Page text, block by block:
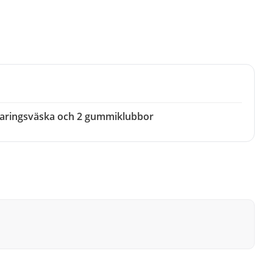
och 2 gummiklubbor